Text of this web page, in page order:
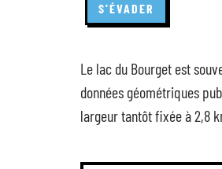
S'ÉVADER
Le lac du Bourget est
données géométriques
largeur tantôt fixée à 2,8